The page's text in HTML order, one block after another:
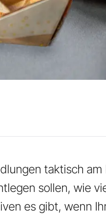
taktisch
sollen, wie
es gibt, wenn